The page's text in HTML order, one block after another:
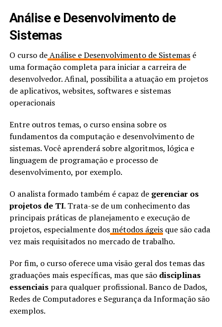
Análise e Desenvolvimento de
Sistemas
O curso deAnálise e Desenvolvimento de Sistemasé
uma formação completa para iniciar a carreira de
desenvolvedor. Afinal, possibilita a atuação em projetos
de aplicativos, websites, softwares e sistemas
operacionais
Entre outros temas, o curso ensina sobre os
fundamentos da computação e desenvolvimento de
sistemas. Você aprenderá sobre algoritmos, lógica e
linguagem de programação e processo de
desenvolvimento, por exemplo.
O analista formado também é capaz degerenciar os
projetos de TI. Trata-se de um conhecimento das
principais práticas de planejamento e execução de
projetos, especialmente dos métodos ágeisque são cada
vez mais requisitados no mercado de trabalho.
Por fim, o curso oferece uma visão geral dos temas das
graduações mais específicas, mas que são disciplinas
essenciaispara qualquer profissional. Banco de Dados,
Redes de Computadores e Segurança da Informação são
exemplos.